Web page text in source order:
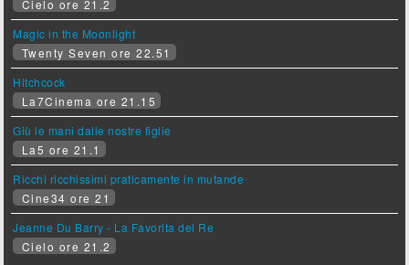
Cielo ore 21.2
Magic in the Moonlight
Twenty Seven ore 22.51
Hitchcock
La7Cinema ore 21.15
Giù le mani dalle nostre figlie
La5 ore 21.1
Ricchi ricchissimi praticamente in mutande
Cine34 ore 21
Jeanne Du Barry - La Favorita del Re
Cielo ore 21.2